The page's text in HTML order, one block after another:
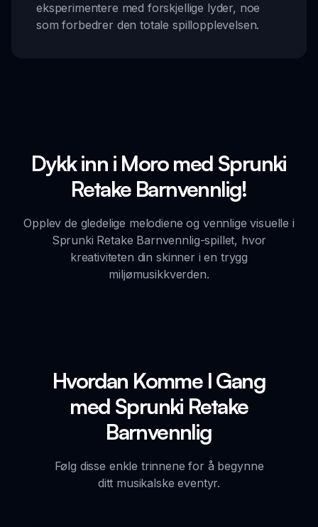
eksperimentere med forskjellige lyder, noe
som forbedrer den totale spillopplevelsen.
Dykk inn i Moro med Sprunki
Retake Barnvennlig!
Opplev de gledelige melodiene og vennlige visuelle i
Sprunki Retake Barnvennlig-spillet, hvor
kreativiteten din skinner i en trygg
miljømusikkverden.
Hvordan Komme I Gang
med Sprunki Retake
Barnvennlig
Følg disse enkle trinnene for å begynne
ditt musikalske eventyr.